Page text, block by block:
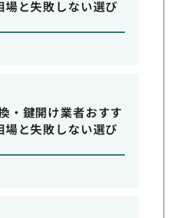
場と失敗しない選び
・鍵開け業者おすす
場と失敗しない選び